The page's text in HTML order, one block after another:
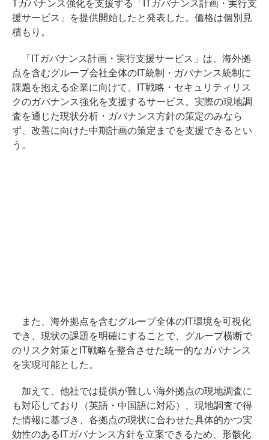
Tガバナンス強化を支援する「ITガバナンス計画・実行支
援サービス」を提供開始したと発表した。価格は個別見
積もり。
「ITガバナンス計画・実行支援サービス」は、海外拠
点を含むグループ会社全体のIT統制・ガバナンス統制に
課題を抱える企業に向けて、IT戦略・セキュリティリス
クのガバナンス強化を支援するサービス。実際の現地調
査を通じた現状分析・ガバナンス方針の策定のみなら
ず、改善に向けた中期計画の策定までを支援できるとい
う。
また、海外拠点を含むグループ全体のIT環境を可視化
でき、現状の課題を明確にすることで、グループ横断で
のリスク対策とIT戦略を整合させた統一的なガバナンス
を実現可能とした。
加えて、他社では提供が難しい海外拠点の現地調査に
も対応しており（英語・中国語に対応）、現地調査で得
た情報に基づき、各拠点の現状に合わせた具体的かつ実
効性のあるITガバナンス方針を立案できるため、形骸化